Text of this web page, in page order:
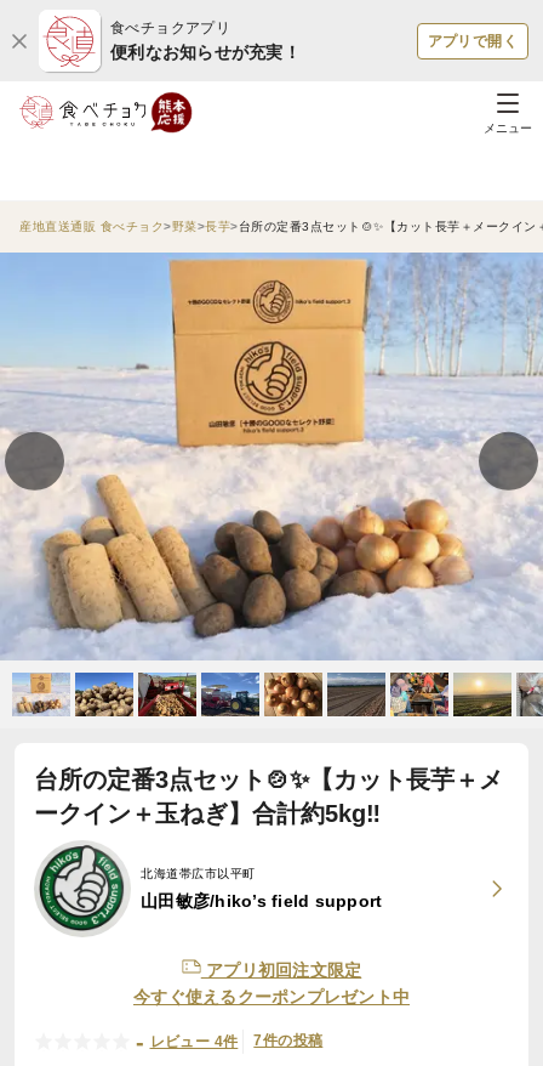
食べチョクアプリ
便利なお知らせが充実！
アプリで開く
メニュー
産地直送通販 食べチョク 野菜 長芋 台所の定番3点セット🍲✨【カット長芋＋メークイ
台所の定番3点セット🍲✨【カット長芋＋メ
ークイン＋玉ねぎ】合計約5kg‼️
北海道帯広市以平町
山田敏彦/hiko’s field support
アプリ初回注文限定
今すぐ使えるクーポンプレゼント中
- レビュー 4件 7件の投稿